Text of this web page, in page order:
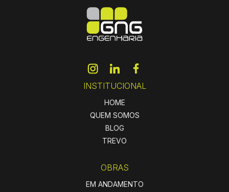
INSTITUCIONAL
HOME
QUEM SOMOS
BLOG
TREVO
OBRAS
EM ANDAMENTO